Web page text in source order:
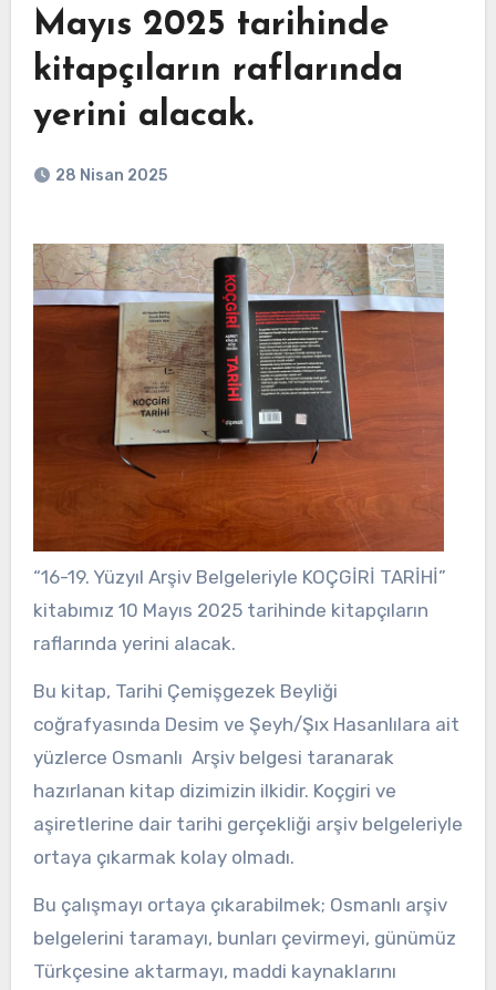
Mayıs 2025 tarihinde
kitapçıların raflarında
yerini alacak.
28 Nisan 2025
“16-19. Yüzyıl Arşiv Belgeleriyle KOÇGİRİ TARİHİ”
kitabımız 10 Mayıs 2025 tarihinde kitapçıların
raflarında yerini alacak.
Bu kitap, Tarihi Çemişgezek Beyliği
coğrafyasında Desim ve Şeyh/Şıx Hasanlılara ait
yüzlerce Osmanlı Arşiv belgesi taranarak
hazırlanan kitap dizimizin ilkidir. Koçgiri ve
aşiretlerine dair tarihi gerçekliği arşiv belgeleriyle
ortaya çıkarmak kolay olmadı.
Bu çalışmayı ortaya çıkarabilmek; Osmanlı arşiv
belgelerini taramayı, bunları çevirmeyi, günümüz
Türkçesine aktarmayı, maddi kaynaklarını